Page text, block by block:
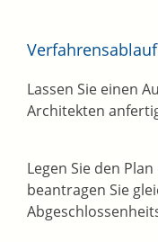
Verfahrensablauf
Lassen Sie einen
Architekten
Legen Sie den
beantragen Sie